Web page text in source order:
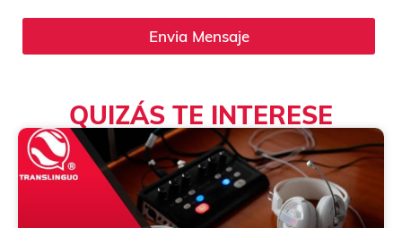
a
v
e
r
i
Envia Mensaje
QUIZÁS TE INTERESE